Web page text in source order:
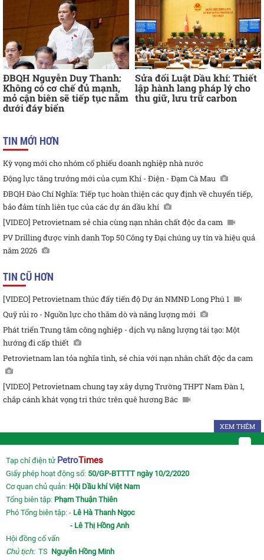
ĐBQH Nguyễn Duy Thanh:
Không có cơ chế đủ mạnh,
mỏ cận biên sẽ tiếp tục nằm
dưới đáy biển
Sửa đổi Luật Dầu khí: Thiết
lập hành lang pháp lý cho
thu giữ, lưu trữ carbon
TIN MỚI HƠN
Kỳ vọng mới cho nhóm cổ phiếu doanh nghiệp nhà nước
Động lực tăng trưởng mới của cụm Khí - Điện - Đạm Cà Mau
ĐBQH Đào Chí Nghĩa: Tiếp tục hoàn thiện các quy định về chuyển tiếp,
bảo đảm tính liên tục của các dự án dầu khí
[VIDEO] Petrovietnam sẻ chia cùng nạn nhân chất độc da cam
PV Drilling được vinh danh Top 50 Công ty Đại chúng uy tín và hiệu quả
năm 2026
TIN CŨ HƠN
[VIDEO] Petrovietnam thúc đẩy tiến độ Dự án NMNĐ Long Phú 1
Quỹ rủi ro - Nguồn lực cho thăm dò và năng lượng mới
Phát triển Trung tâm công nghiệp - dịch vụ năng lượng tái tạo: Một
hướng đi cấp thiết
Petrovietnam lan tỏa nghĩa tình, sẻ chia với nạn nhân chất độc da cam
[VIDEO] Petrovietnam chung tay xây dựng Trường THPT Nam Đàn 1,
chắp cánh khát vọng tri thức trên quê hương Bác
XEM THÊM
Tạp chí điện tử PetroTimes
Giấy phép hoạt động số: 50/GP-BTTTT ngày 10/2/2020
Cơ quan chủ quản: Hội Dầu khí Việt Nam
Tổng biên tập: Phạm Thuận Thiên
Phó Tổng biên tập: - Lê Hà Thanh Ngọc
- Lê Thị Hồng Anh
Hội đồng cố vấn
Chủ tịch:TS Nguyễn Hồng Minh